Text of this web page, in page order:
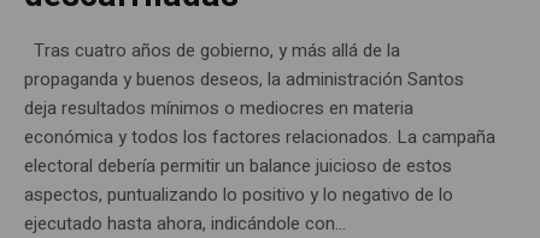
Tras cuatro años de gobierno, y más allá de la
propaganda y buenos deseos, la administración Santos
deja resultados mínimos o mediocres en materia
económica y todos los factores relacionados. La campaña
electoral debería permitir un balance juicioso de estos
aspectos, puntualizando lo positivo y lo negativo de lo
ejecutado hasta ahora, indicándole con...